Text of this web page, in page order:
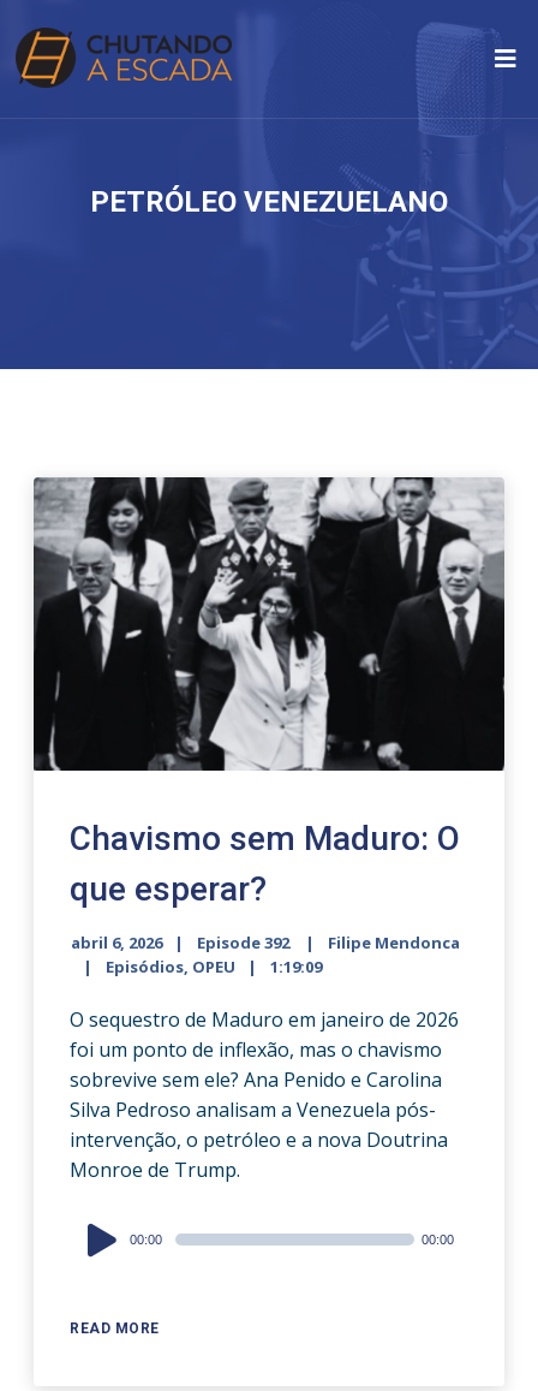
PETRÓLEO VENEZUELANO
Chavismo sem Maduro: O
que esperar?
abril 6, 2026 Episode 392
Filipe Mendonca
Episódios, OPEU 1:19:09
O sequestro de Maduro em janeiro de 2026
foi um ponto de inflexão, mas o chavismo
sobrevive sem ele? Ana Penido e Carolina
Silva Pedroso analisam a Venezuela pós-
intervenção, o petróleo e a nova Doutrina
Monroe de Trump.
READ MORE
Audio
Player
00:00 00:00